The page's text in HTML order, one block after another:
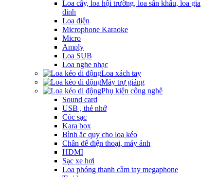
Loa cây, loa hội trường, loa sân khấu, loa gia
đinh
Loa điện
Microphone Karaoke
Micro
Amply
Loa SUB
Loa nghe nhạc
Loa xách tay
Máy trợ giảng
Phụ kiện công nghệ
Sound card
USB , thẻ nhớ
Cóc sạc
Kara box
Bình ắc quy cho loa kéo
Chân để điện thoại, máy ảnh
HDMI
Sạc xe hơi
Loa phóng thanh cầm tay megaphone